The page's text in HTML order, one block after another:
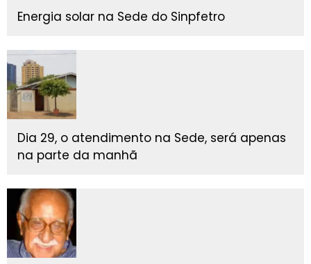
Energia solar na Sede do Sinpfetro
Dia 29, o atendimento na Sede, será apenas
na parte da manhã